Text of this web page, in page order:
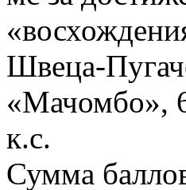
Швеца-
«Мачомбо»,
к.с.
Сумма